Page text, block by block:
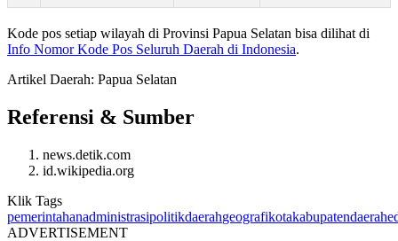
Kode pos setiap wilayah di Provinsi Papua Selatan bisa dilihat di
Info Nomor Kode Pos Seluruh Daerah di Indonesia.
Artikel Daerah: Papua Selatan
Referensi & Sumber
news.detik.com
id.wikipedia.org
Klik Tags
pemerintahanadministrasipolitikdaerahgeografikotakabupatendaerah
ADVERTISEMENT